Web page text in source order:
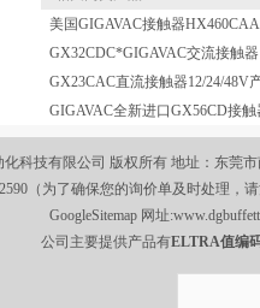
GX32CDC*GIGAVAC交流接触器
GIGAVAC全新进口GX56CD接触
科技有限公司 版权所有 地址：东莞
（为了确保您的询价单及时处理，
GoogleSitemap 网址:
公司主要提供产品有ELTRA值编